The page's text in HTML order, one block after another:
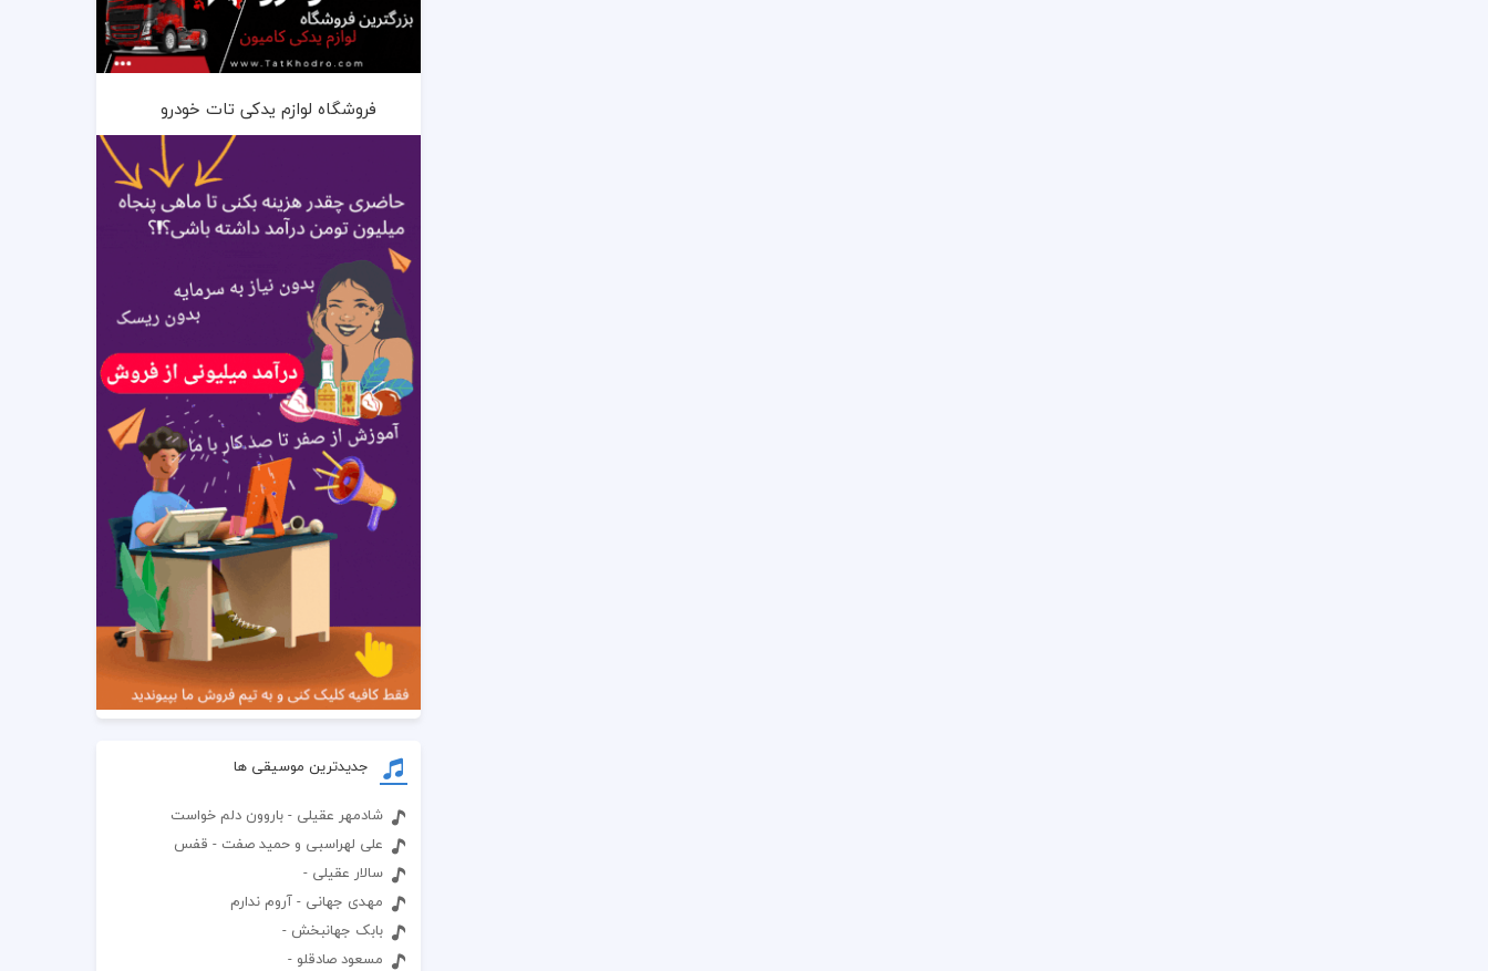
فروشگاه لوازم یدکی تات خودرو
جدیدترین موسیقی ها
شادمهر عقیلی - باروون دلم خواست
علی لهراسبی و حمید صفت - قفس
سالار عقیلی -
مهدی جهانی - آروم ندارم
بابک جهانبخش -
مسعود صادقلو -